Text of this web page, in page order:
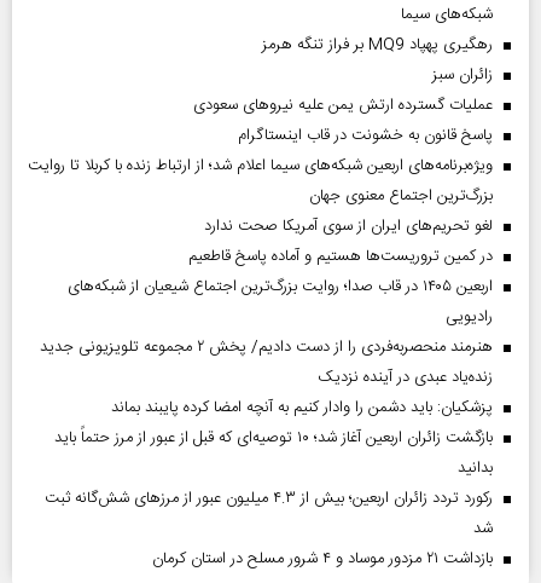
شبکه‌های سیما
رهگیری پهپاد MQ9 بر فراز تنگه هرمز
‌زائران سبز
عملیات گسترده ارتش یمن علیه نیروهای سعودی
پاسخ قانون به خشونت در قاب اینستاگرام
ویژه‌برنامه‌های اربعین شبکه‌های سیما اعلام شد؛ از ارتباط زنده با کربلا تا روایت
بزرگ‌ترین اجتماع معنوی جهان
لغو تحریم‌های ایران از سوی آمریکا صحت ندارد
در کمین تروریست‌ها هستیم و آماده پاسخ قاطعیم
اربعین ۱۴۰۵ در قاب صدا؛ روایت بزرگ‌ترین اجتماع شیعیان از شبکه‌های
رادیویی
هنرمند منحصر‌به‌فردی را از دست دادیم/ پخش ۲ مجموعه تلویزیونی جدید
زنده‌یاد عبدی در آینده نزدیک
پزشکیان: باید دشمن را وادار کنیم به آنچه امضا کرده پایبند بماند
بازگشت زائران اربعین آغاز شد؛ ۱۰ توصیه‌ای که قبل از عبور از مرز حتماً باید
بدانید
رکورد تردد زائران اربعین؛ بیش از ۴.۳ میلیون عبور از مرزهای شش‌گانه ثبت
شد
بازداشت ۲۱ مزدور موساد و ۴ شرور مسلح در استان کرمان